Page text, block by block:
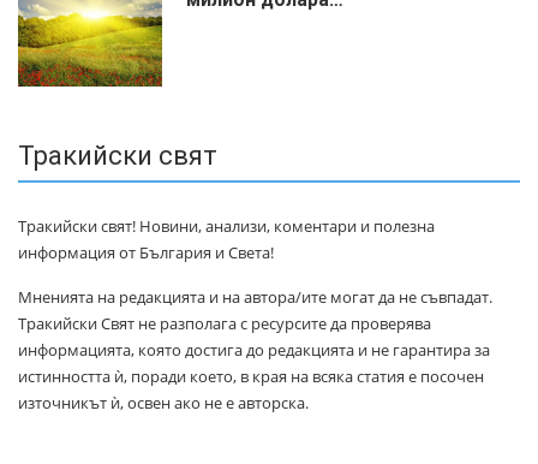
Тракийски свят
Тракийски свят! Новини, анализи, коментари и полезна
информация от България и Света!
Мненията на редакцията и на автора/ите могат да не съвпадат.
Тракийски Свят не разполага с ресурсите да проверява
информацията, която достига до редакцията и не гарантира за
истинността ѝ, поради което, в края на всяка статия е посочен
източникът ѝ, освен ако не е авторска.